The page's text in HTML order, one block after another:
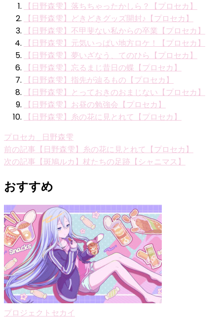
【日野森雫】落ちちゃったかしら？【プロセカ】
【日野森雫】どきどきグッズ開封♪【プロセカ】
【日野森雫】不甲斐ない私からの卒業【プロセカ】
【日野森雫】元気いっぱい地方ロケ！【プロセカ】
【日野森雫】夢いざなう、てのひら【プロセカ】
【日野森雫】忘るまじ昔日の蝶【プロセカ】
【日野森雫】指先が辿るもの【プロセカ】
【日野森雫】とっておきのおまじない【プロセカ】
【日野森雫】お昼の勉強会【プロセカ】
【日野森雫】糸の花に見とれて【プロセカ】
プロセカ_日野森雫
投
稿
ナ
ビ
ゲ
ー
シ
ョ
ン
前の記事 【日野森雫】糸の花に見とれて【プロセカ】
次の記事 【斑鳩ルカ】杖たちの足跡【シャニマス】
おすすめ
プロジェクトセカイ